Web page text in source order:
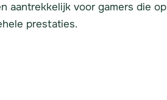
aantrekkelijk voor gamers die op
prestaties.